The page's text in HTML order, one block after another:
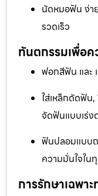
นัดหมอฟัน ง่า
รวดเร็ว
ทันตกรรมเพื่อ
ฟอกสีฟัน และ
ใส่เหล็กดัดฟัน
จัดฟันแบบเร่
ฟันปลอมแบบถ
ความมั่นใจใน
การรักษาเฉพา